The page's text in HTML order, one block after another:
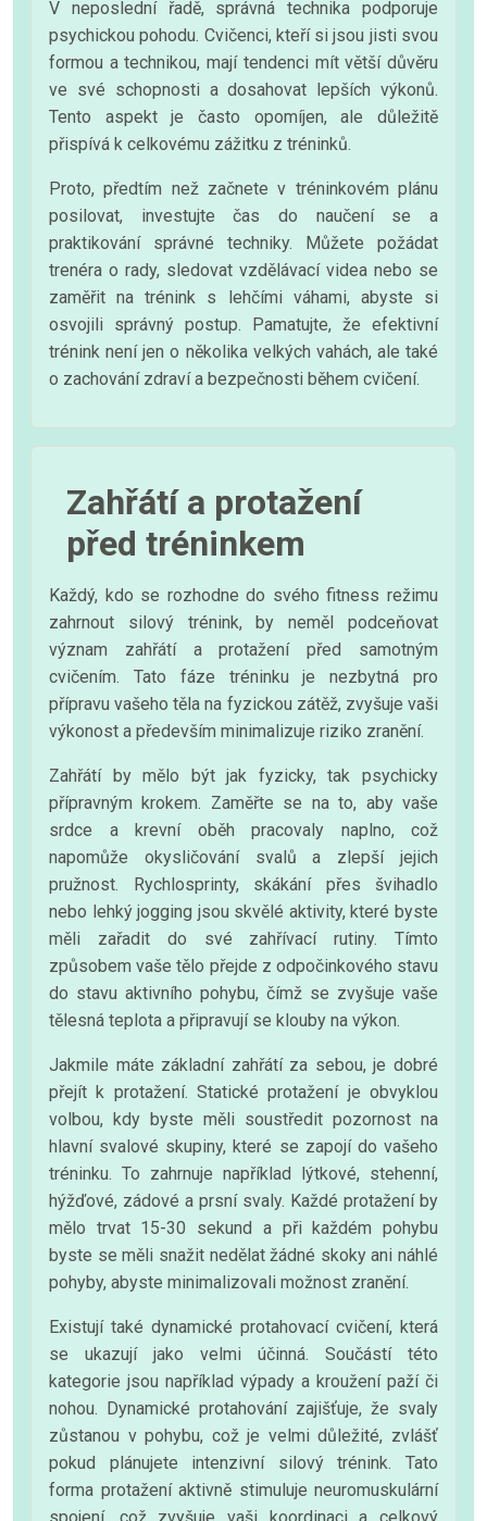
V neposlední řadě, správná technika podporuje
psychickou pohodu. Cvičenci, kteří si jsou jisti svou
formou a technikou, mají tendenci mít větší důvěru
ve své schopnosti a dosahovat lepších výkonů.
Tento aspekt je často opomíjen, ale důležitě
přispívá k celkovému zážitku z tréninků.
Proto, předtím než začnete v tréninkovém plánu
posilovat, investujte čas do naučení se a
praktikování správné techniky. Můžete požádat
trenéra o rady, sledovat vzdělávací videa nebo se
zaměřit na trénink s lehčími váhami, abyste si
osvojili správný postup. Pamatujte, že efektivní
trénink není jen o několika velkých vahách, ale také
o zachování zdraví a bezpečnosti během cvičení.
Zahřátí a protažení
před tréninkem
Každý, kdo se rozhodne do svého fitness režimu
zahrnout silový trénink, by neměl podceňovat
význam zahřátí a protažení před samotným
cvičením. Tato fáze tréninku je nezbytná pro
přípravu vašeho těla na fyzickou zátěž, zvyšuje vaši
výkonost a především minimalizuje riziko zranění.
Zahřátí by mělo být jak fyzicky, tak psychicky
přípravným krokem. Zaměřte se na to, aby vaše
srdce a krevní oběh pracovaly naplno, což
napomůže okysličování svalů a zlepší jejich
pružnost. Rychlosprinty, skákání přes švihadlo
nebo lehký jogging jsou skvělé aktivity, které byste
měli zařadit do své zahřívací rutiny. Tímto
způsobem vaše tělo přejde z odpočinkového stavu
do stavu aktivního pohybu, čímž se zvyšuje vaše
tělesná teplota a připravují se klouby na výkon.
Jakmile máte základní zahřátí za sebou, je dobré
přejít k protažení. Statické protažení je obvyklou
volbou, kdy byste měli soustředit pozornost na
hlavní svalové skupiny, které se zapojí do vašeho
tréninku. To zahrnuje například lýtkové, stehenní,
hýžďové, zádové a prsní svaly. Každé protažení by
mělo trvat 15-30 sekund a při každém pohybu
byste se měli snažit nedělat žádné skoky ani náhlé
pohyby, abyste minimalizovali možnost zranění.
Existují také dynamické protahovací cvičení, která
se ukazují jako velmi účinná. Součástí této
kategorie jsou například výpady a kroužení paží či
nohou. Dynamické protahování zajišťuje, že svaly
zůstanou v pohybu, což je velmi důležité, zvlášť
pokud plánujete intenzivní silový trénink. Tato
forma protažení aktivně stimuluje neuromuskulární